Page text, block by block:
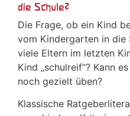
die Schule?
Die Frage, ob ein Kind
vom Kindergarten in die
viele Eltern im letzten
Kind „schulreif“? Kann
noch gezielt üben?
Klassische